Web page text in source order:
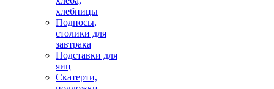
хлебницы
Подносы,
столики для
завтрака
Подставки для
яиц
Скатерти,